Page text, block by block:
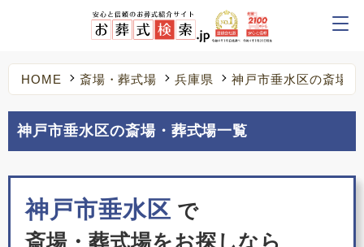
HOME 斎場・葬式場 兵庫県 神戸市垂水区の斎場
神戸市垂水区の斎場・葬式場一覧
神戸市垂水区 で
斎場・葬式場をお探しなら